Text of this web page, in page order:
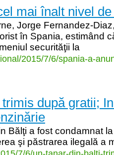
mai înalt nivel
Jorge Fernandez-
în Spania, estimând
securităţii la
2015/7/6/spania-a-
după gratii;
Bălţi a fost condamnat
şi păstrarea ilegală a